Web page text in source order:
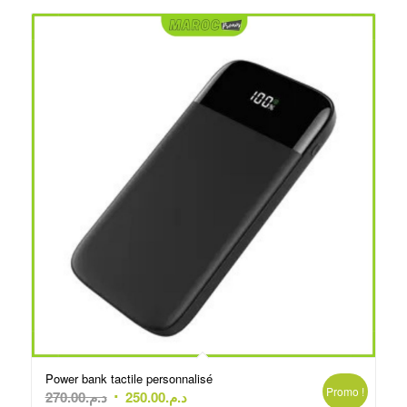
Power bank tactile personnalisé
د.م.270.00
Le
د.م.250.00
Le
Promo !